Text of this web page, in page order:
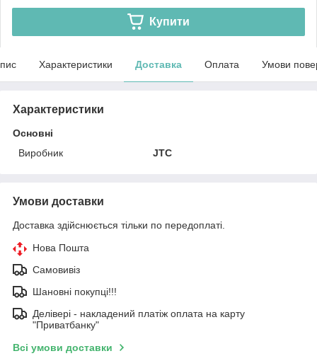
Купити
Характеристики Доставка Оплата Умови
Характеристики
Основні
Виробник
JTC
Умови доставки
Доставка здійснюється тільки по передоплаті.
Нова Пошта
Самовивіз
Шановні покупці!!!
Делівері - накладений платіж оплата на карту
"Приватбанку"
Всі умови доставки